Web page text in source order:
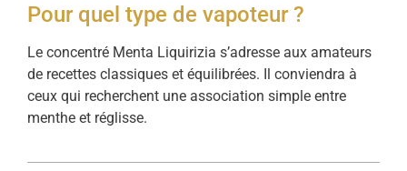
Pour quel type de vapoteur ?
Le concentré Menta Liquirizia s’adresse aux amateurs
de recettes classiques et équilibrées. Il conviendra à
ceux qui recherchent une association simple entre
menthe et réglisse.